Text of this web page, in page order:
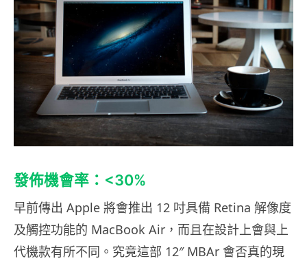
發佈機會率：<30%
早前傳出 Apple 將會推出 12 吋具備 Retina 解像度
及觸控功能的 MacBook Air，而且在設計上會與上
代機款有所不同。究竟這部 12″ MBAr 會否真的現